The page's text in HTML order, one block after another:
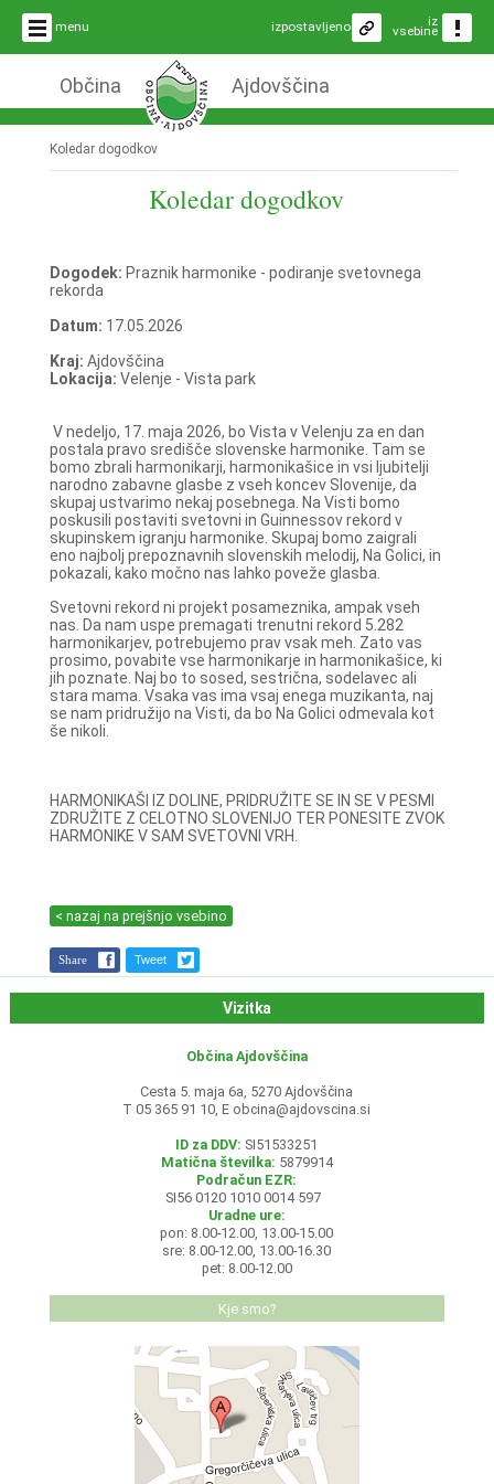
menu iz
vsebine
izpostavljeno
Občina Ajdovščina
Koledar dogodkov
Koledar dogodkov
Dogodek: Praznik harmonike - podiranje svetovnega
rekorda
Datum: 17.05.2026
Kraj: Ajdovščina
Lokacija: Velenje - Vista park
V nedeljo, 17. maja 2026, bo Vista v Velenju za en dan
postala pravo središče slovenske harmonike. Tam se
bomo zbrali harmonikarji, harmonikašice in vsi ljubitelji
narodno zabavne glasbe z vseh koncev Slovenije, da
skupaj ustvarimo nekaj posebnega. Na Visti bomo
poskusili postaviti svetovni in Guinnessov rekord v
skupinskem igranju harmonike. Skupaj bomo zaigrali
eno najbolj prepoznavnih slovenskih melodij, Na Golici, in
pokazali, kako močno nas lahko poveže glasba.
Svetovni rekord ni projekt posameznika, ampak vseh
nas. Da nam uspe premagati trenutni rekord 5.282
harmonikarjev, potrebujemo prav vsak meh. Zato vas
prosimo, povabite vse harmonikarje in harmonikašice, ki
jih poznate. Naj bo to sosed, sestrična, sodelavec ali
stara mama. Vsaka vas ima vsaj enega muzikanta, naj
se nam pridružijo na Visti, da bo Na Golici odmevala kot
še nikoli.
HARMONIKAŠI IZ DOLINE, PRIDRUŽITE SE IN SE V PESMI
ZDRUŽITE Z CELOTNO SLOVENIJO TER PONESITE ZVOK
HARMONIKE V SAM SVETOVNI VRH.
< nazaj na prejšnjo vsebino
Share Tweet
Vizitka
Občina Ajdovščina
Cesta 5. maja 6a, 5270 Ajdovščina
T 05 365 91 10, E obcina@ajdovscina.si
ID za DDV: SI51533251
Matična številka: 5879914
Podračun EZR:
SI56 0120 1010 0014 597
Uradne ure:
pon: 8.00-12.00, 13.00-15.00
sre: 8.00-12.00, 13.00-16.30
pet: 8.00-12.00
Kje smo?